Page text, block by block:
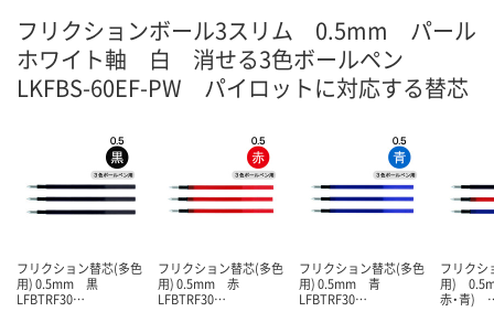
フリクションボール3スリム 0.5mm パール
ホワイト軸 白 消せる3色ボールペン
LKFBS-60EF-PW パイロットに対応する替芯
フリクション替芯(多色
用) 0.5mm 黒
LFBTRF30…
フリクション替芯(多色
用) 0.5mm 赤
LFBTRF30…
フリクション替芯(多色
用) 0.5mm 青
LFBTRF30…
フリクシ
用)
赤・青)